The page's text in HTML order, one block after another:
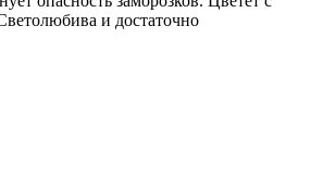
и достаточно